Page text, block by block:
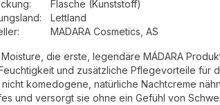
:
Flasche (Kunststoff)
:
Lettland
: MADARA Cosmetics, AS
die erste, legendäre MÁDARA
und zusätzliche Pflegevorteile für
komedogene, natürliche Nachtcreme
und versorgt sie ohne ein Gefühl von